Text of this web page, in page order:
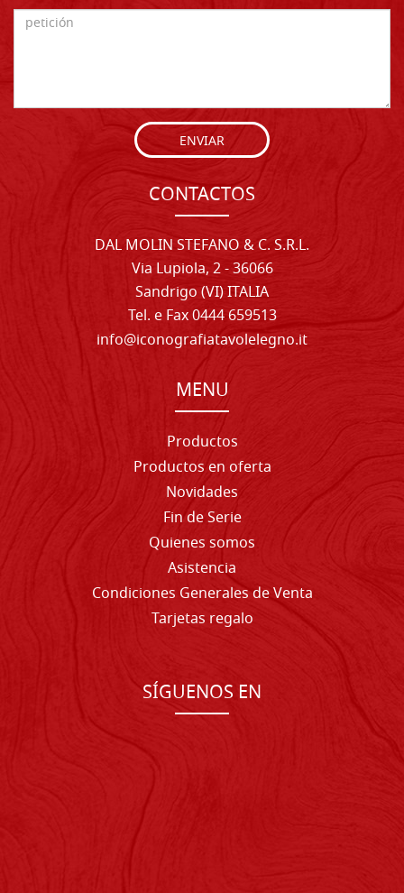
ENVIAR
CONTACTOS
DAL MOLIN STEFANO & C. S.R.L.
Via Lupiola, 2 - 36066
Sandrigo (VI) ITALIA
Tel. e Fax 0444 659513
info@iconografiatavolelegno.it
MENU
Productos
Productos en oferta
Novidades
Fin de Serie
Quienes somos
Asistencia
Condiciones Generales de Venta
Tarjetas regalo
SÍGUENOS EN